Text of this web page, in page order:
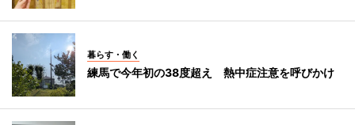
暮らす・働く
練馬で今年初の38度超え 熱中症注意を呼びかけ